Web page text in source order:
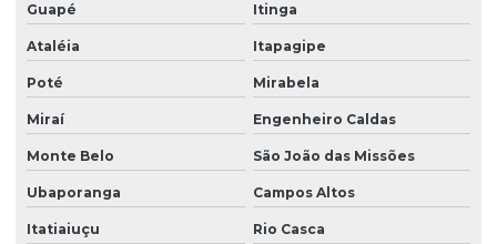
Guapé Itinga
Ataléia Itapagipe
Poté Mirabela
Miraí Engenheiro Caldas
Monte Belo São João das Missões
Ubaporanga Campos Altos
Itatiaiuçu Rio Casca